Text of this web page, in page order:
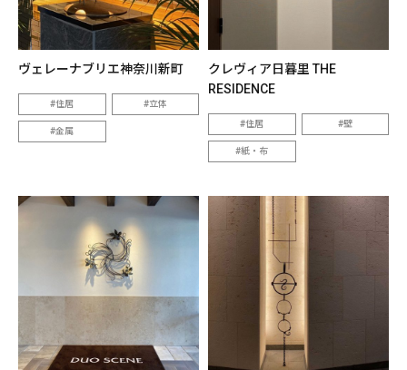
ヴェレーナブリエ神奈川新町
住居 立体
金属
クレヴィア日暮里 THE
RESIDENCE
住居 壁
紙・布